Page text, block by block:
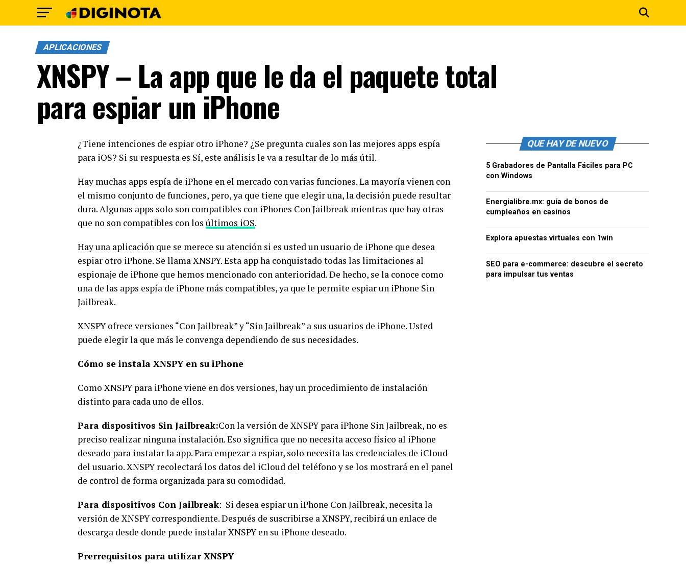
APLICACIONES
XNSPY – La app que le da el paquete total
para espiar un iPhone
¿Tiene intenciones de espiar otro iPhone? ¿Se pregunta cuales son las mejores apps espía
para iOS? Si su respuesta es Sí, este análisis le va a resultar de lo más útil.
Hay muchas apps espía de iPhone en el mercado con varias funciones. La mayoría vienen con
el mismo conjunto de funciones, pero, ya que tiene que elegir una, la decisión puede resultar
dura. Algunas apps solo son compatibles con iPhones Con Jailbreak mientras que hay otras
que no son compatibles con los últimos iOS.
Hay una aplicación que se merece su atención si es usted un usuario de iPhone que desea
espiar otro iPhone. Se llama XNSPY. Esta app ha conquistado todas las limitaciones al
espionaje de iPhone que hemos mencionado con anterioridad. De hecho, se la conoce como
una de las apps espía de iPhone más compatibles, ya que le permite espiar un iPhone Sin
Jailbreak.
XNSPY ofrece versiones “Con Jailbreak” y “Sin Jailbreak” a sus usuarios de iPhone. Usted
puede elegir la que más le convenga dependiendo de sus necesidades.
Cómo se instala XNSPY en su iPhone
Como XNSPY para iPhone viene en dos versiones, hay un procedimiento de instalación
distinto para cada uno de ellos.
Para dispositivos Sin Jailbreak:Con la versión de XNSPY para iPhone Sin Jailbreak, no es
preciso realizar ninguna instalación. Eso significa que no necesita acceso físico al iPhone
deseado para instalar la app. Para empezar a espiar, solo necesita las credenciales de iCloud
del usuario. XNSPY recolectará los datos del iCloud del teléfono y se los mostrará en el panel
de control de forma organizada para su comodidad.
Para dispositivos Con Jailbreak: Si desea espiar un iPhone Con Jailbreak, necesita la
versión de XNSPY correspondiente. Después de suscribirse a XNSPY, recibirá un enlace de
descarga desde donde puede instalar XNSPY en su iPhone deseado.
Prerrequisitos para utilizar XNSPY
QUE HAY DE NUEVO
5 Grabadores de Pantalla Fáciles para PC
con Windows
Energialibre.mx: guía de bonos de
cumpleaños en casinos
Explora apuestas virtuales con 1win
SEO para e-commerce: descubre el secreto
para impulsar tus ventas